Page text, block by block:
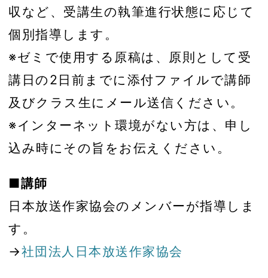
収など、受講生の執筆進行状態に応じて
個別指導します。
※ゼミで使用する原稿は、原則として受
講日の2日前までに添付ファイルで講師
及びクラス生にメール送信ください。
※インターネット環境がない方は、申し
込み時にその旨をお伝えください。
■講師
日本放送作家協会のメンバーが指導しま
す。
→社団法人日本放送作家協会